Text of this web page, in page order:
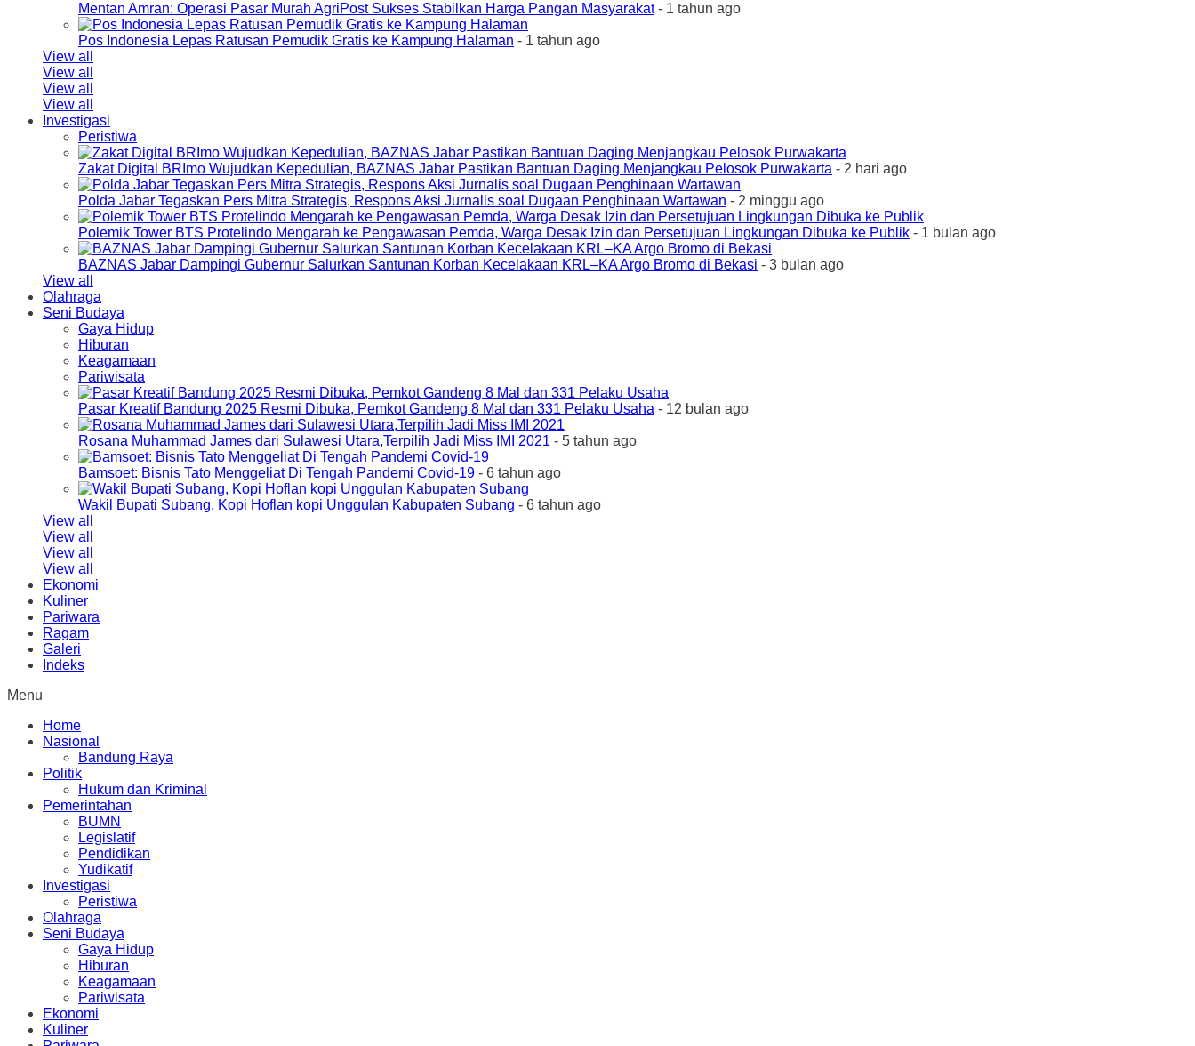
Mentan Amran: Operasi Pasar Murah AgriPost Sukses Stabilkan Harga Pangan Masyarakat- 1 tahun ago
Pos Indonesia Lepas Ratusan Pemudik Gratis ke Kampung Halaman - 1 tahun ago
View all
View all
View all
View all
Investigasi
Peristiwa
Zakat Digital BRImo Wujudkan Kepedulian, BAZNAS Jabar Pastikan Bantuan Daging Menjangkau Pelosok Purwakarta - 2 hari ago
Polda Jabar Tegaskan Pers Mitra Strategis, Respons Aksi Jurnalis soal Dugaan Penghinaan Wartawan - 2 minggu ago
Polemik Tower BTS Protelindo Mengarah ke Pengawasan Pemda, Warga Desak Izin dan Persetujuan Lingkungan Dibuka ke Publik - 1 bulan ago
BAZNAS Jabar Dampingi Gubernur Salurkan Santunan Korban Kecelakaan KRL–KA Argo Bromo di Bekasi - 3 bulan ago
View all
Olahraga
Seni Budaya
Gaya Hidup
Hiburan
Keagamaan
Pariwisata
Pasar Kreatif Bandung 2025 Resmi Dibuka, Pemkot Gandeng 8 Mal dan 331 Pelaku Usaha - 12 bulan ago
Rosana Muhammad James dari Sulawesi Utara,Terpilih Jadi Miss IMI 2021 - 5 tahun ago
Bamsoet: Bisnis Tato Menggeliat Di Tengah Pandemi Covid-19 - 6 tahun ago
Wakil Bupati Subang, Kopi Hoflan kopi Unggulan Kabupaten Subang - 6 tahun ago
View all
View all
View all
View all
Ekonomi
Kuliner
Pariwara
Ragam
Galeri
Indeks
Menu
Home
Nasional
Bandung Raya
Politik
Hukum dan Kriminal
Pemerintahan
BUMN
Legislatif
Pendidikan
Yudikatif
Investigasi
Peristiwa
Olahraga
Seni Budaya
Gaya Hidup
Hiburan
Keagamaan
Pariwisata
Ekonomi
Kuliner